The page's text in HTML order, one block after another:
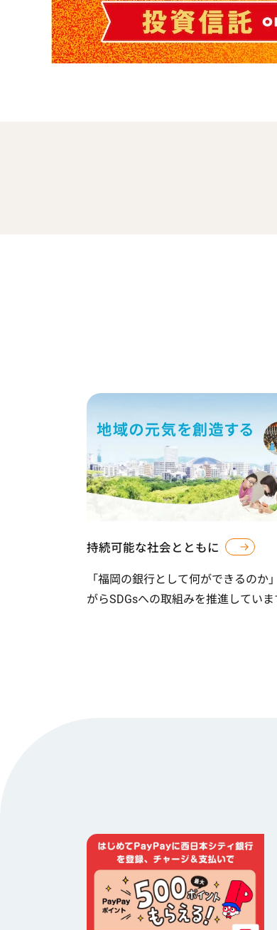
持続可能な社会とともに
「福岡の銀行として何ができるのか
がらSDGsへの取組みを推進していま